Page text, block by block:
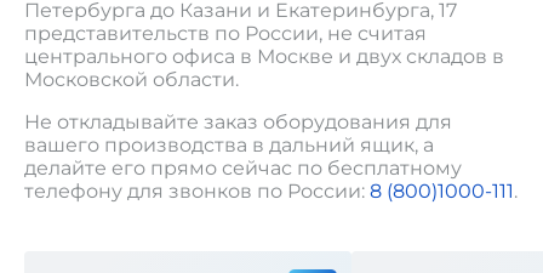
Петербурга до Казани и Екатеринбурга, 17
представительств по России, не считая
центрального офиса в Москве и двух складов в
Московской области.
Не откладывайте заказ оборудования для
вашего производства в дальний ящик, а
делайте его прямо сейчас по бесплатному
телефону для звонков по России: 8 (800)1000-111.